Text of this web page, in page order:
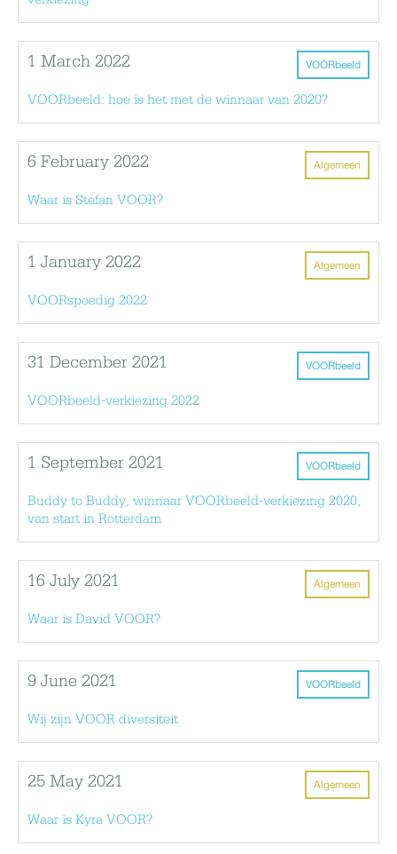
VOORbeeld
1 March 2022
VOORbeeld: hoe is het met de winnaar van 2020?
Algemeen
6 February 2022
Waar is Stefan VOOR?
Algemeen
1 January 2022
VOORspoedig 2022
VOORbeeld
31 December 2021
VOORbeeld-verkiezing 2022
VOORbeeld
1 September 2021
Buddy to Buddy, winnaar VOORbeeld-verkiezing 2020,
van start in Rotterdam
Algemeen
16 July 2021
Waar is David VOOR?
VOORbeeld
9 June 2021
Wij zijn VOOR diversiteit
Algemeen
25 May 2021
Waar is Kyra VOOR?